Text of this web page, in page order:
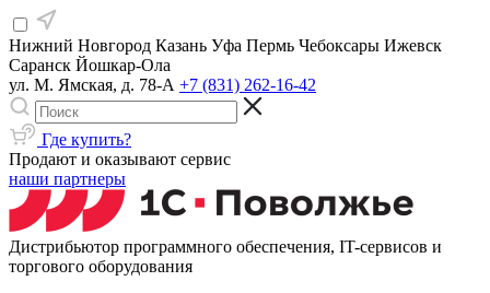
Нижний Новгород Казань Уфа Пермь Чебоксары Ижевск
Саранск Йошкар-Ола
ул. М. Ямская, д. 78-А +7 (831) 262-16-42
Где купить?
Продают и оказывают сервис
наши партнеры
Дистрибьютор программного обеспечения, IT-сервисов и
торгового оборудования